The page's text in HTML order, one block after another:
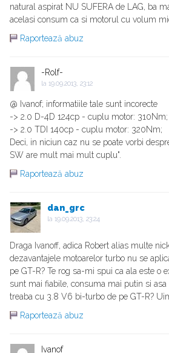
natural aspirat NU SUFERA de LAG, ba
acelasi consum ca si motorul cu volum
Raportează abuz
-Rolf-
la 19.09.2013, 23:12
@ Ivanof; informatiile tale sunt incorecte
-> 2.0 D-4D 124cp - cuplu motor: 310Nm;
-> 2.0 TDI 140cp - cuplu motor: 320Nm;
Deci, in niciun caz nu se poate vorbi
SW are mult mai mult cuplu".
Raportează abuz
dan_grc
la 19.09.2013, 23:24
Draga Ivanoff, adica Robert alias multe
dezavantajele motoarelor turbo nu se
pe GT-R? Te rog sa-mi spui ca ala este o
sunt mai fiabile, consuma mai putin si
treaba cu 3.8 V6 bi-turbo de pe GT-R?
Raportează abuz
Ivanof